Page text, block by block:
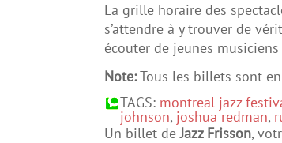
La grille horaire des
s’attendre à y trouver de
écouter de jeunes
Note:Tous les billets sont
TAGS: montreal jazz
johnson, joshua redman,
Un billet deJazz Frisson,